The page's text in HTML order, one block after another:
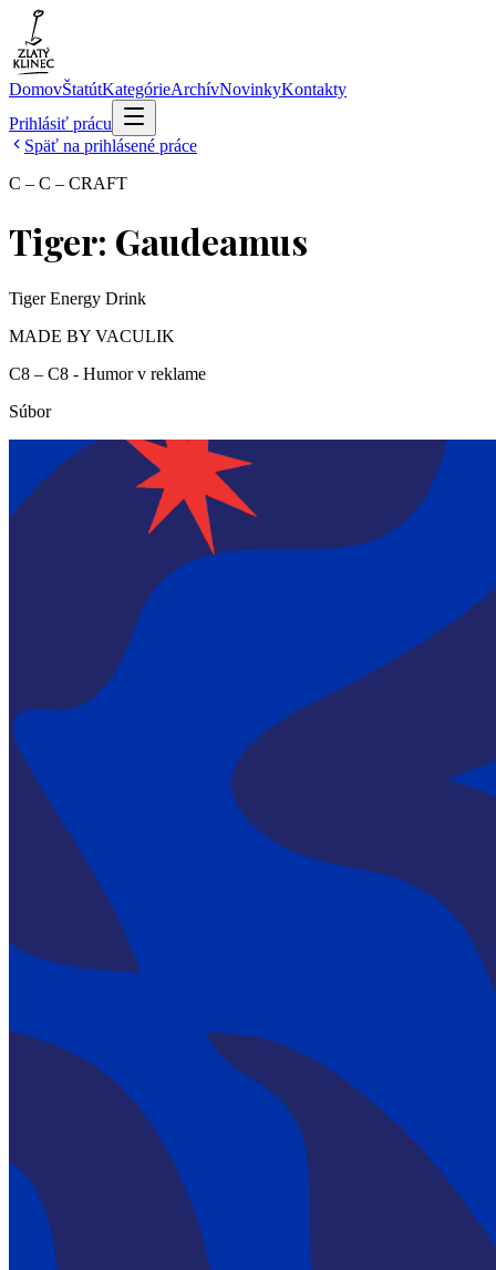
DomovŠtatútKategórieArchívNovinkyKontakty
Prihlásiť prácu
Späť na prihlásené práce
C – C – CRAFT
Tiger: Gaudeamus
Tiger Energy Drink
MADE BY VACULIK
C8 – C8 - Humor v reklame
Súbor